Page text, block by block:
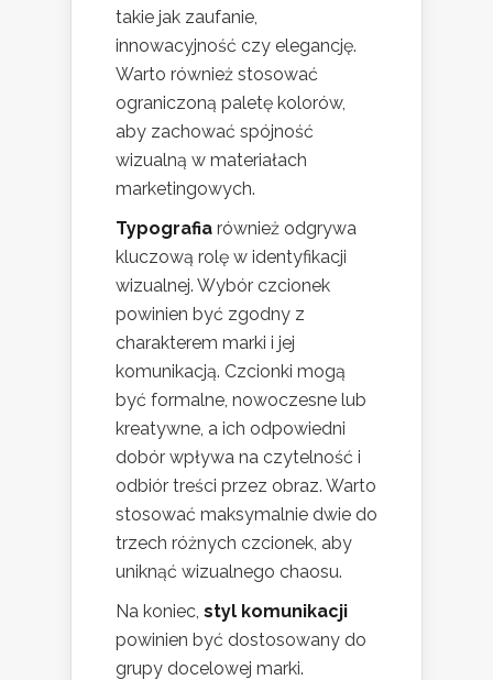
takie jak zaufanie,
innowacyjność czy elegancję.
Warto również stosować
ograniczoną paletę kolorów,
aby zachować spójność
wizualną w materiałach
marketingowych.
Typografia również odgrywa
kluczową rolę w identyfikacji
wizualnej. Wybór czcionek
powinien być zgodny z
charakterem marki i jej
komunikacją. Czcionki mogą
być formalne, nowoczesne lub
kreatywne, a ich odpowiedni
dobór wpływa na czytelność i
odbiór treści przez obraz. Warto
stosować maksymalnie dwie do
trzech różnych czcionek, aby
uniknąć wizualnego chaosu.
Na koniec, styl komunikacji
powinien być dostosowany do
grupy docelowej marki.